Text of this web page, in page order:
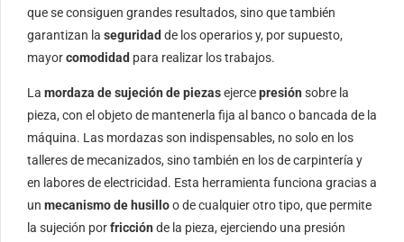
que se consiguen grandes resultados, sino que también
garantizan la seguridad de los operarios y, por supuesto,
mayorcomodidad para realizar los trabajos.
La mordaza de sujeción de piezasejercepresión sobre la
pieza, con el objeto de mantenerla fija al banco o bancada de la
máquina. Las mordazas son indispensables, no solo en los
talleres de mecanizados, sino también en los de carpintería y
en labores de electricidad. Esta herramienta funciona gracias a
un mecanismo de husilloo de cualquier otro tipo, que permite
la sujeción porfricción de la pieza, ejerciendo una presión